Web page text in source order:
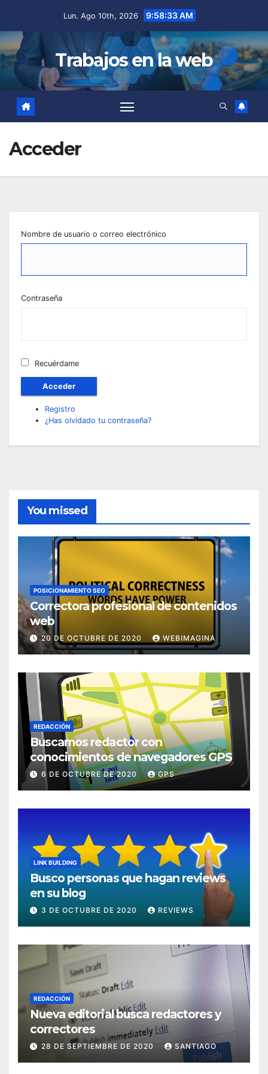
Lun. Ago 10th, 2026 9:58:33 AM
Trabajos en la web
Acceder
Nombre de usuario o correo electrónico
Contraseña
Recuérdame
Acceder
Registro
¿Has olvidado tu contraseña?
You missed
POSICIONAMIENTO SEO
Correctora profesional de contenidos
web
20 DE OCTUBRE DE 2020 WEBIMAGINA
REDACCIÓN
Buscamos redactor con
conocimientos de navegadores GPS
6 DE OCTUBRE DE 2020 GPS
LINK BUILDING
Busco personas que hagan reviews
en su blog
3 DE OCTUBRE DE 2020 REVIEWS
REDACCIÓN
Nueva editorial busca redactores y
correctores
28 DE SEPTIEMBRE DE 2020 SANTIAGO